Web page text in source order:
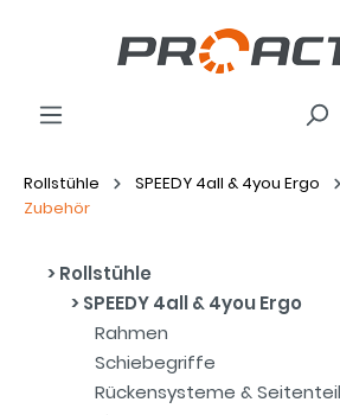
Rollstühle SPEEDY 4all & 4you Ergo
Zubehör
Rollstühle
SPEEDY 4all & 4you Ergo
Rahmen
Schiebegriffe
Rückensysteme &